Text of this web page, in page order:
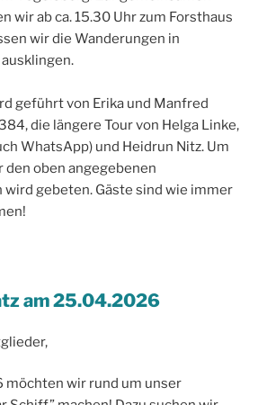
wir ab ca. 15.30 Uhr zum Forsthaus
wir die Wanderungen in
geführt von Erika und Manfred
die längere Tour von Helga Linke,
WhatsApp) und Heidrun Nitz. Um
oben angegebenen
gebeten. Gäste sind wie immer
am 25.04.2026
möchten wir rund um unser